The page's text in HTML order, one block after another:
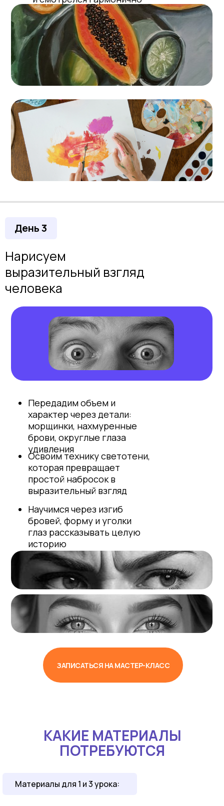
Нарисуем
выразительный взгляд
человека
День 3
Научимся через изгиб
бровей, форму и уголки
глаз рассказывать целую
историю
Освоим технику светотени,
которая превращает
простой набросок в
выразительный взгляд
ЗАПИСАТЬСЯ НА МАСТЕР-КЛАСС
Передадим объем и
характер через детали:
морщинки, нахмуренные
брови, округлые глаза
удивления
КАКИЕ МАТЕРИАЛЫ
ПОТРЕБУЮТСЯ
Материалы для 1 и 3 урока: